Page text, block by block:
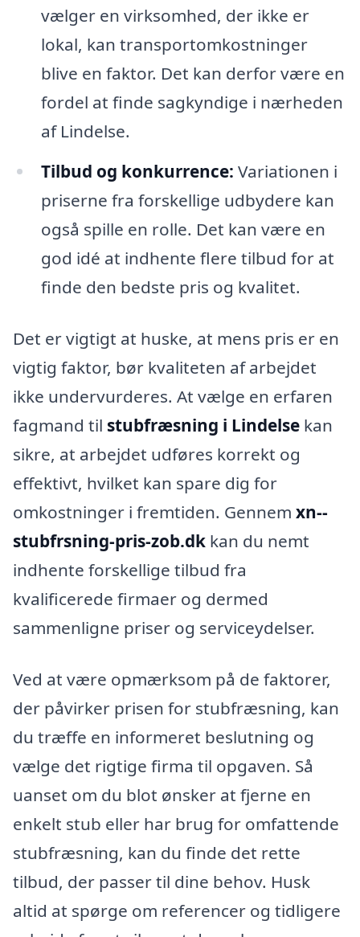
vælger en virksomhed, der ikke er
lokal, kan transportomkostninger
blive en faktor. Det kan derfor være en
fordel at finde sagkyndige i nærheden
af Lindelse.
Tilbud og konkurrence: Variationen i
priserne fra forskellige udbydere kan
også spille en rolle. Det kan være en
god idé at indhente flere tilbud for at
finde den bedste pris og kvalitet.
Det er vigtigt at huske, at mens pris er en
vigtig faktor, bør kvaliteten af arbejdet
ikke undervurderes. At vælge en erfaren
fagmand til stubfræsning i Lindelse kan
sikre, at arbejdet udføres korrekt og
effektivt, hvilket kan spare dig for
omkostninger i fremtiden. Gennem xn--
stubfrsning-pris-zob.dk kan du nemt
indhente forskellige tilbud fra
kvalificerede firmaer og dermed
sammenligne priser og serviceydelser.
Ved at være opmærksom på de faktorer,
der påvirker prisen for stubfræsning, kan
du træffe en informeret beslutning og
vælge det rigtige firma til opgaven. Så
uanset om du blot ønsker at fjerne en
enkelt stub eller har brug for omfattende
stubfræsning, kan du finde det rette
tilbud, der passer til dine behov. Husk
altid at spørge om referencer og tidligere